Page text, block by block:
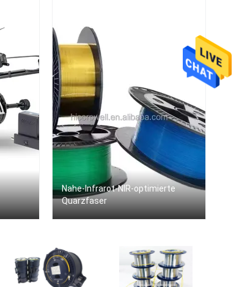
Nahe-Infrarot-NIR-optimierte
Quarzfaser